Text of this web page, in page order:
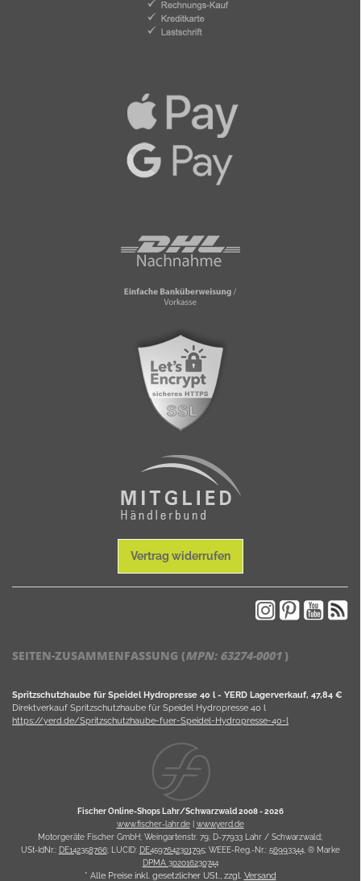
Vertrag widerrufen
SEITEN-ZUSAMMENFASSUNG (MPN: 63274-0001)
Spritzschutzhaube für Speidel Hydropresse 40 l - YERD Lagerverkauf, 47,84 €
Direktverkauf Spritzschutzhaube für Speidel Hydropresse 40 l
https://yerd.de/Spritzschutzhaube-fuer-Speidel-Hydropresse-40-l
Fischer Online-Shops Lahr/Schwarzwald 2008 -2026
www.fischer-lahr.de| www.yerd.de
Motorgeräte Fischer GmbH; Weingartenstr. 79; D-77933 Lahr / Schwarzwald;
USt-IdNr.: DE142358766; LUCID: DE4597642301795; WEEE-Reg.-Nr.: 56993344, ® Marke
DPMA 302016230744
* Alle Preise inkl. gesetzlicher USt., zzgl. Versand